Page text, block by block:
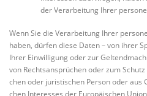
der Ver­ar­bei­tung Ihrer
Wenn Sie die Ver­ar­bei­tung Ihrer
haben, dür­fen die­se Daten – von ihrer
Ihrer Ein­wil­li­gung oder zur
von Rechts­an­sprü­chen oder zum
chen oder juris­ti­schen Per­son oder